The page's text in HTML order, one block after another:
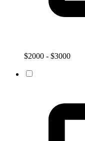
$2000 - $3000